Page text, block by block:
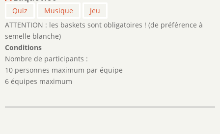
Quiz Musique
Jeu
ATTENTION : les baskets sont obligatoires ! (de préférence à
semelle blanche)
Conditions
Nombre de participants :
10 personnes maximum par équipe
6 équipes maximum